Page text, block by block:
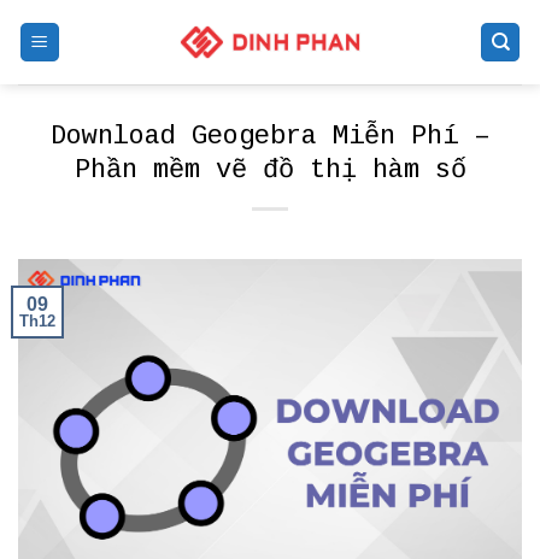
Download Geogebra Miễn Phí –
Phần mềm vẽ đồ thị hàm số
09
Th12